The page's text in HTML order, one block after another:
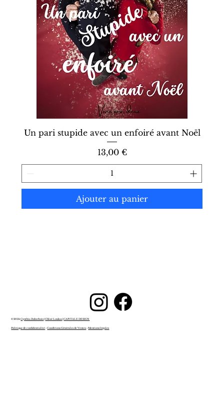
Un pari stupide avec un enfoiré avant Noël
Prix
13,00 €
Ajouter au panier
© 2024Cynthia Duberbois |Chloé Loukas |CAPiTALE DESIGN
Politique de confidentialité-Conditions Générales de Ventes-Mentions légales